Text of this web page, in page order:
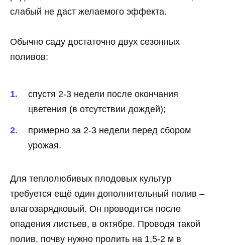
слабый не даст желаемого эффекта.
Обычно саду достаточно двух сезонных
поливов:
спустя 2-3 недели после окончания
цветения (в отсутствии дождей);
примерно за 2-3 недели перед сбором
урожая.
Для теплолюбивых плодовых культур
требуется ещё один дополнительный полив –
влагозарядковый. Он проводится после
опадения листьев, в октябре. Проводя такой
полив, почву нужно пролить на 1,5-2 м в